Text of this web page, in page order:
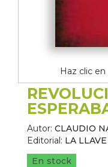
Haz clic
Autor: CLAUDIO
Editorial: LA LLAVE
En stock